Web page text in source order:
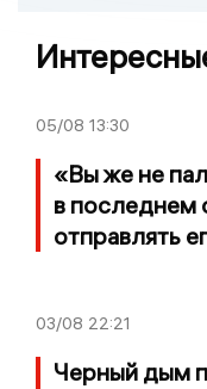
05/08 13:30
«Вы же не
в последнем
отправлять
03/08 22:21
Черный дым